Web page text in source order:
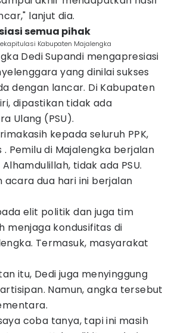
lanjut dia.
semua pihak
Kabupaten Majalengka
Dedi Supandi mengapresiasi
yang dinilai sukses
dengan lancar. Di Kabupaten
dipastikan tidak ada
Ulang (PSU).
kepada seluruh PPK,
. Pemilu di Majalengka berjalan
tidak ada PSU.
acara dua hari ini berjalan
elit politik dan juga tim
menjaga kondusifitas di
Termasuk, masyarakat
itu, Dedi juga menyinggung
Namun, angka tersebut
coba tanya, tapi ini masih